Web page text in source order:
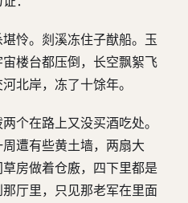
怜。剡溪冻住子猷船。玉
楼台都压倒，长空飘絮飞
北岸，冻了十馀年。
个在路上又没买酒吃处。
遭有些黄土墙，两扇大
房做着仓廒，四下里都是
厅里，只见那老军在里面